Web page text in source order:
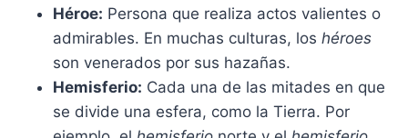
Héroe: Persona que realiza actos valientes o
admirables. En muchas culturas, los héroes
son venerados por sus hazañas.
Hemisferio: Cada una de las mitades en que
se divide una esfera, como la Tierra. Por